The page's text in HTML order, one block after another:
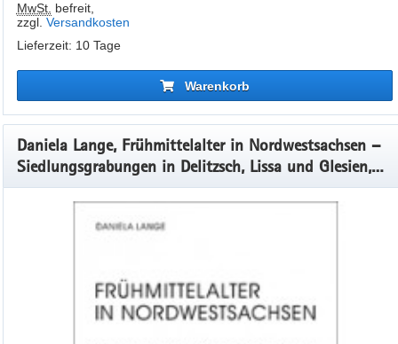
MwSt. befreit,
zzgl. Versandkosten
Lieferzeit: 10 Tage
Warenkorb
Daniela Lange, Frühmittelalter in Nordwestsachsen –
Siedlungsgrabungen in Delitzsch, Lissa und Glesien,
Veröff. Band 40